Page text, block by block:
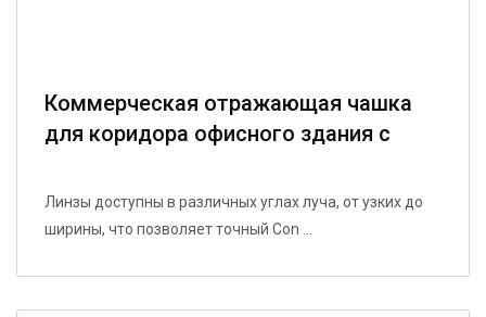
Коммерческая отражающая чашка
для коридора офисного здания с
инженерная модель для массовой
настройки
Линзы доступны в различных углах луча, от узких до
ширины, что позволяет точный Con ...